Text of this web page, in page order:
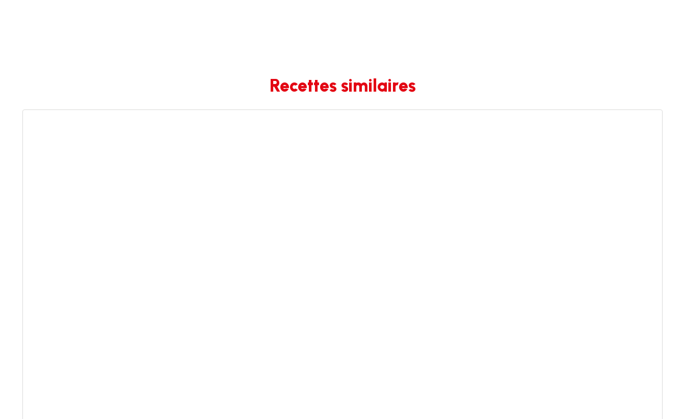
Recettes similaires